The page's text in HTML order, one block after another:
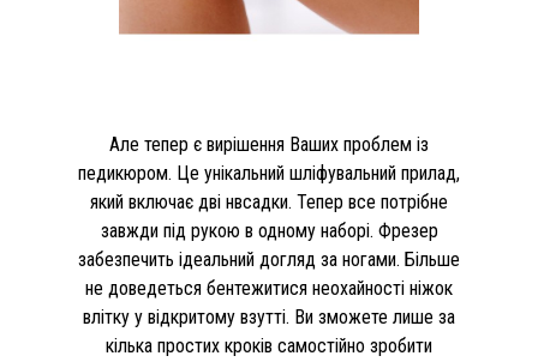
Але тепер є вирішення Ваших проблем із
педикюром. Це унікальний шліфувальний прилад,
який включає дві нвсадки. Тепер все потрібне
завжди під рукою в одному наборі. Фрезер
забезпечить ідеальний догляд за ногами. Більше
не доведеться бентежитися неохайності ніжок
влітку у відкритому взутті. Ви зможете лише за
кілька простих кроків самостійно зробити